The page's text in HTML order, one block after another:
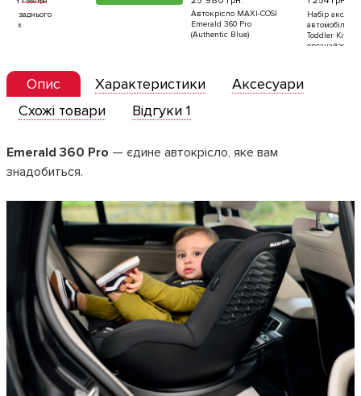
Автокрісло MAXI-COSI
Emerald 360 Pro
Набір аксесуарів для
автомобіля Dreambaby
Toddler Kit: шторка,
Опис Характеристики
Аксесуари
Схожі товари
Відгуки 1
Emerald 360 Pro — єдине автокрісло, яке вам
знадобиться.